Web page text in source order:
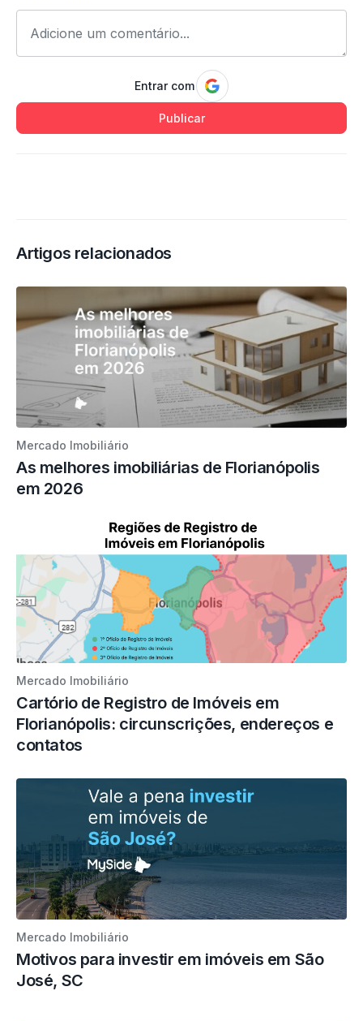
Entrar com
Publicar
Artigos relacionados
Mercado Imobiliário
As melhores imobiliárias de Florianópolis
em 2026
Mercado Imobiliário
Cartório de Registro de Imóveis em
Florianópolis: circunscrições, endereços e
contatos
Mercado Imobiliário
Motivos para investir em imóveis em São
José, SC